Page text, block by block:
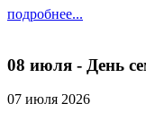
подробнее...
08 июля - День
07 июля 2026